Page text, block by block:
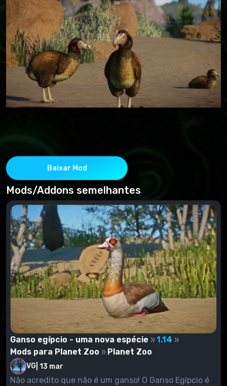
Baixar Mod
Mods/Addons semelhantes
Ganso egípcio - uma nova espécie
1.14
Mods para Planet Zoo
Planet Zoo
VG 13 mar
Não acredito que não é um ganso! O Ganso Egípcio é